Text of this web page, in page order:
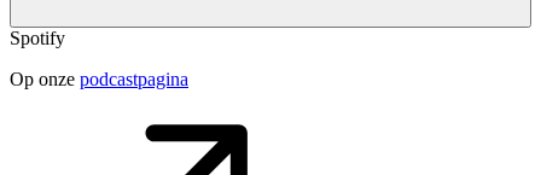
Spotify
Op onze podcastpagina